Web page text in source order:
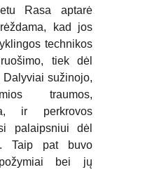
Rasa aptarė
kad jos
technikos
tiek dėl
Dalyviai sužinojo,
traumos,
ir perkrovos
palaipsniui dėl
Taip pat buvo
bei jų